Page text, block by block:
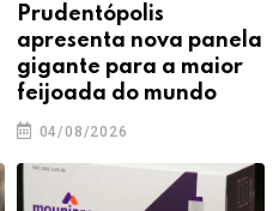
Prudentópolis
apresenta nova panela
gigante para a maior
feijoada do mundo
04/08/2026